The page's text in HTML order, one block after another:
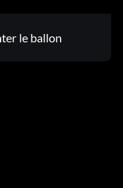
le ballon